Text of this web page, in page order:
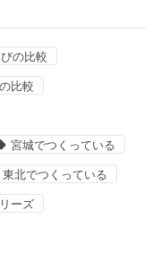
の比較
比較
宮城でつくっている
東北でつくっている
ーズ